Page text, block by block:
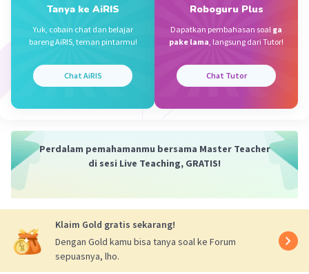
terimakasih kak
Vincent M Community Level 73
10 Oktober 2023 08:43
pada jumlah materi yang ada. Dengan kata lain,
sifat-sifat ekstensif akan berubah seiring
yang diberikan:
bukanlah sifat ekstensif, ini adalah
perbandingan reaktivitas antara emas dan perak.
b. "Emas mempunyai massa jenis 19,3 g cm-3"
Tanya ke AiRIS
Yuk, cobain chat dan belajar
bareng AiRIS, teman pintarmu!
Chat AiRIS
Roboguru Plus
Dapatkan pembahasan soal ga
pake lama, langsung dari Tutor!
Chat Tutor
Perdalam pemahamanmu bersama Master Teacher
di sesi Live Teaching, GRATIS!
Klaim Gold gratis sekarang!
Dengan Gold kamu bisa tanya soal ke Forum
sepuasnya, lho.